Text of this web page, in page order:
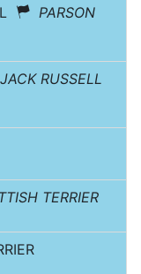
PARSON
JACK RUSSELL
TERRIER